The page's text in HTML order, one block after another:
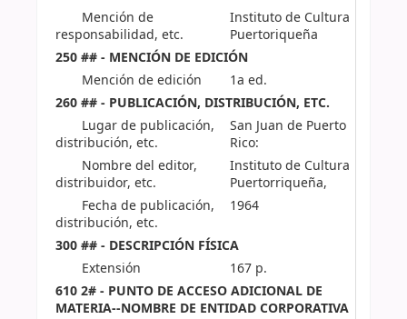
Mención de
responsabilidad, etc.
Instituto de Cultura
Puertoriqueña
250 ## - MENCIÓN DE EDICIÓN
Mención de edición
1a ed.
260 ## - PUBLICACIÓN, DISTRIBUCIÓN, ETC.
Lugar de publicación,
distribución, etc.
San Juan de Puerto
Rico:
Nombre del editor,
distribuidor, etc.
Instituto de Cultura
Puertorriqueña,
Fecha de publicación,
distribución, etc.
1964
300 ## - DESCRIPCIÓN FÍSICA
Extensión
167 p.
610 2# - PUNTO DE ACCESO ADICIONAL DE
MATERIA--NOMBRE DE ENTIDAD CORPORATIVA